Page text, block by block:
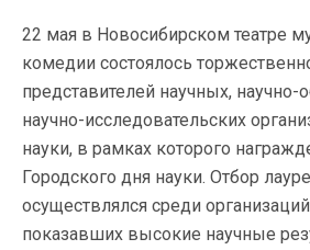
22 мая в Новосибирском театре
комедии состоялось
представителей научных, научно-
научно-исследовательских
науки, в рамках которого
Городского дня науки. Отбор
осуществлялся среди
показавших высокие научные